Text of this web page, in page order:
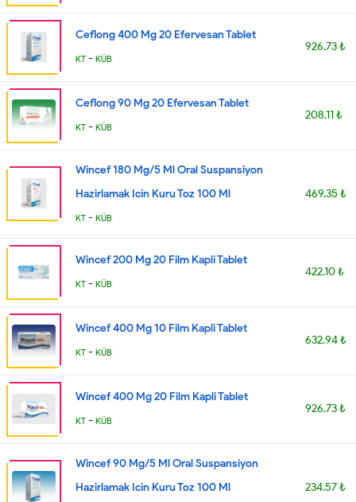
Ceflong 400 Mg 20 Efervesan Tablet
KT - KÜB
926.73 ₺
Ceflong 90 Mg 20 Efervesan Tablet
KT - KÜB
208.11 ₺
Wincef 180 Mg/5 Ml Oral Suspansiyon
Hazirlamak Icin Kuru Toz 100 Ml
KT - KÜB
469.35 ₺
Wincef 200 Mg 20 Film Kapli Tablet
KT - KÜB
422.10 ₺
Wincef 400 Mg 10 Film Kapli Tablet
KT - KÜB
632.94 ₺
Wincef 400 Mg 20 Film Kapli Tablet
KT - KÜB
926.73 ₺
Wincef 90 Mg/5 Ml Oral Suspansiyon
Hazirlamak Icin Kuru Toz 100 Ml
234.57 ₺